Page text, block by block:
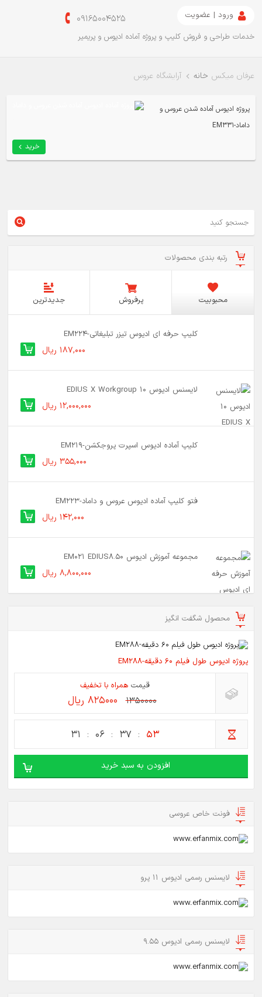
ورود | عضویت 09165004525
خدمات طراحی و فروش کلیپ و پروژه آماده ادیوس و پریمیر
عرفان میکس خانه آرایشگاه عروس
پروژه ادیوس آماده شدن عروس و
داماد-EM331
خرید
رتبه بندی محصولات
محبوبیت پرفروش جدیدترین
کلیپ حرفه ای ادیوس تیزر تبلیغاتی-EM224
187,000 ریال
لایسنس ادیوس 10 EDIUS X Workgroup
12,000,000 ریال
کلیپ آماده ادیوس اسپرت پروجکشن-EM219
355,000 ریال
فتو کلیپ آماده ادیوس عروس و داماد-EM223
142,000 ریال
مجموعه آموزش ادیوس EM021 EDIUS8.50
8,800,000 ریال
محصول شگفت انگیز
پروژه ادیوس طول فیلم 60 دقیقه-EM288
قیمت همراه با تخفیف
1350000 825000 ریال
31 06 37 52
افزودن به سبد خرید
فونت خاص عروسی
لایسنس رسمی ادیوس 11 پرو
لایسنس رسمی ادیوس 9.55